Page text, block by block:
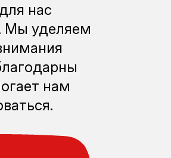
нас
Мы уделяем
нам